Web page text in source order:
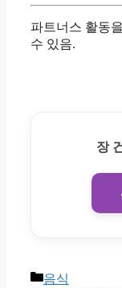
파트너스 활동
수 있음.
장
Categories
음식